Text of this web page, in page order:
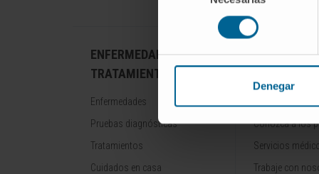
consentimiento
Denegar
ENFERMEDADES Y
TRATAMIENTOS
Enfermedades
Pruebas diagnósticas
Tratamientos
Cuidados en casa
NUESTROS
Conozca a los
Servicios
Trabaje con